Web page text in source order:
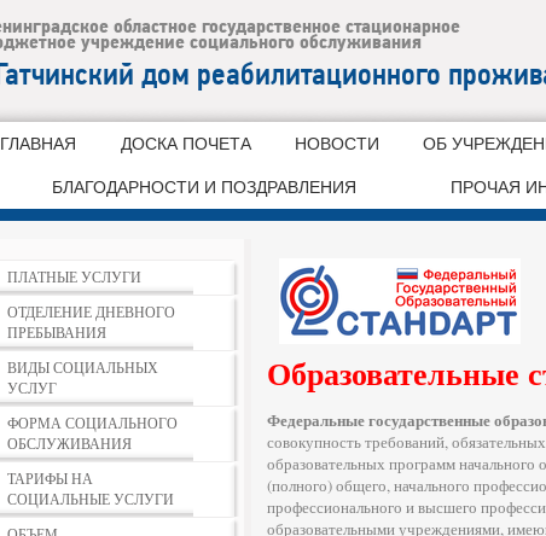
ГЛАВНАЯ ДОСКА ПОЧЕТА НОВОСТИ ОБ
БЛАГОДАРНОСТИ И ПОЗДРАВЛЕНИЯ ПРОЧАЯ
ПЛАТНЫЕ УСЛУГИ
ОТДЕЛЕНИЕ ДНЕВНОГО
ПРЕБЫВАНИЯ
ВИДЫ СОЦИАЛЬНЫХ
УСЛУГ
ФОРМА СОЦИАЛЬНОГО
ОБСЛУЖИВАНИЯ
ТАРИФЫ НА
СОЦИАЛЬНЫЕ УСЛУГИ
Образовательные
Федеральные государственные
совокупность требований,
образовательных программ начального
(полного) общего, начального
профессионального и высшего
образовательными учреждениями,